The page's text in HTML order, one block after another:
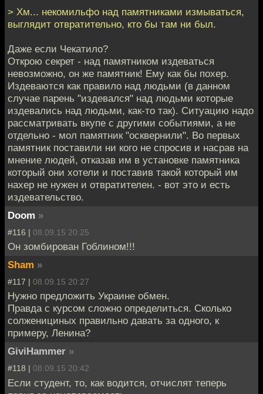
> Хм... некомильфо над памятниками измываться,
выглядит отвратительно, кто бы там ни был.
Даже если Чекатило?
Открою секрет - над памятником издеваться
невозможно, он же памятник! Ему как бы похер.
Издеваются как правило над людьми (в данном
случае парень "издевался" над людьми которые
издевались над людьми, как-то так). Ситуацию надо
рассматривать вкупе с другими событиями, а не
отдельно - мол памятник "осквернили". Во первых
памятник поставили ни кого не спросив и насрав на
мнение людей, отказав им в установке памятника
который они хотели и поставив такой который им
нахер не нужен и отвратителен. - вот это и есть
издевательство.
Doom »
#116 | 08.09.15 20:25
Он зомбирован Гоблином!!!
Sham »
#117 | 08.09.15 20:27
Нужно предложить Украине обмен.
Правда с курсом сложно определиться. Сколько
солженициных правильно давать за одного, к
примеру, Ленина?
GiviHammer »
#118 | 08.09.15 20:42
Если студент, то, как водится, отчислят теперь